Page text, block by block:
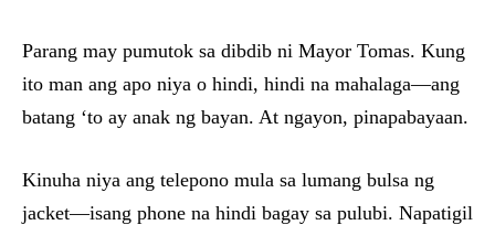
Parang may pumutok sa dibdib ni Mayor Tomas. Kung
ito man ang apo niya o hindi, hindi na mahalaga—ang
batang ‘to ay anak ng bayan. At ngayon, pinapabayaan.
Kinuha niya ang telepono mula sa lumang bulsa ng
jacket—isang phone na hindi bagay sa pulubi. Napatigil